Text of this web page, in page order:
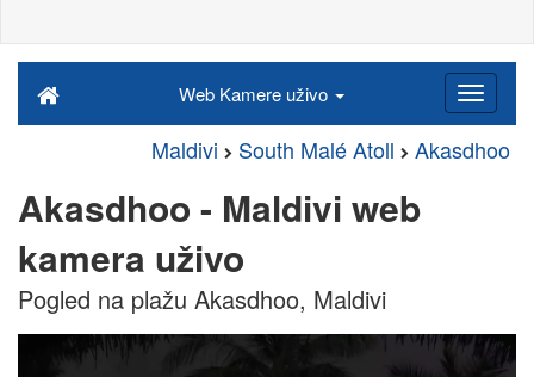
Web Kamere uživo
Maldivi South Malé Atoll Akasdhoo
Akasdhoo - Maldivi web
kamera uživo
Pogled na plažu Akasdhoo, Maldivi